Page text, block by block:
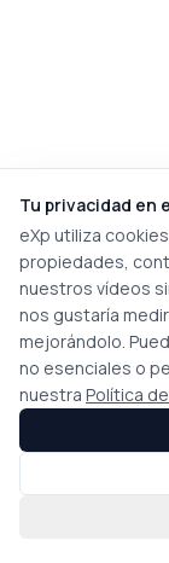
Tu privacidad en
eXp utiliza
propiedades,
nuestros vídeos
nos gustaría
mejorándolo.
no esenciales o
nuestra Política